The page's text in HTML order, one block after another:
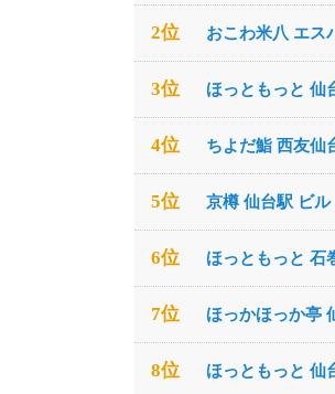
2位 おこわ米八 エス
3位 ほっともっと 仙
4位 ちよだ鮨 西友仙
5位 京樽 仙台駅 ビル
6位 ほっともっと 石
7位 ほっかほっか亭
8位 ほっともっと 仙